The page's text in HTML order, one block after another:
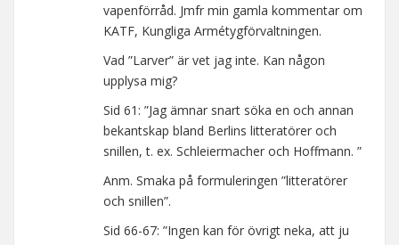
vapenförråd. Jmfr min gamla kommentar om
KATF, Kungliga Armétygförvaltningen.
Vad ”Larver” är vet jag inte. Kan någon
upplysa mig?
Sid 61: ”Jag ämnar snart söka en och annan
bekantskap bland Berlins litteratörer och
snillen, t. ex. Schleiermacher och Hoffmann. ”
Anm. Smaka på formuleringen ”litteratörer
och snillen”.
Sid 66-67: ”Ingen kan för övrigt neka, att ju